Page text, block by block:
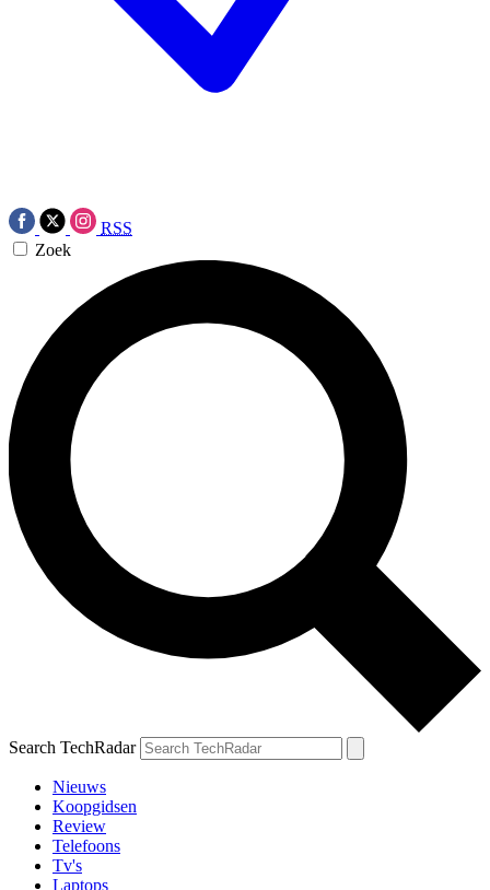
RSS
Zoek
Search TechRadar
Nieuws
Koopgidsen
Review
Telefoons
Tv's
Laptops